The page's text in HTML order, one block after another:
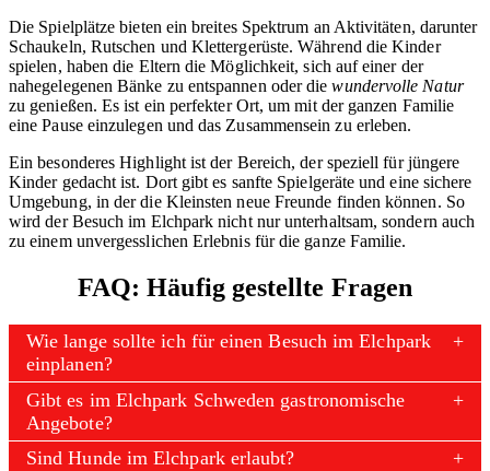
Die Spielplätze bieten ein breites Spektrum an Aktivitäten, darunter
Schaukeln, Rutschen und Klettergerüste. Während die Kinder
spielen, haben die Eltern die Möglichkeit, sich auf einer der
nahegelegenen Bänke zu entspannen oder diewundervolle Natur
zu genießen. Es ist ein perfekter Ort, um mit der ganzen Familie
eine Pause einzulegen und das Zusammensein zu erleben.
Ein besonderes Highlight ist der Bereich, der speziell für jüngere
Kinder gedacht ist. Dort gibt es sanfte Spielgeräte und eine sichere
Umgebung, in der die Kleinsten neue Freunde finden können. So
wird der Besuch im Elchpark nicht nur unterhaltsam, sondern auch
zu einem unvergesslichen Erlebnis für die ganze Familie.
FAQ: Häufig gestellte Fragen
Wie lange sollte ich für einen Besuch im Elchpark
einplanen?
Gibt es im Elchpark Schweden gastronomische
Angebote?
Sind Hunde im Elchpark erlaubt?